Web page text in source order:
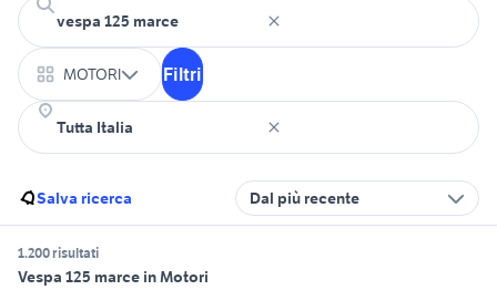
MOTORI Filtri
Salva ricerca Dal più recente
1.200 risultati
Vespa 125 marce in Motori